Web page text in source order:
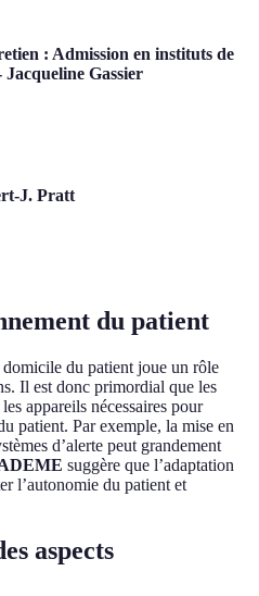
: Admission en instituts de
Gassier
J. Pratt
du patient
domicile du patient joue un rôle
Il est donc primordial que les
appareils nécessaires pour
patient. Par exemple, la mise en
d’alerte peut grandement
suggère que l’adaptation
l’autonomie du patient et
aspects